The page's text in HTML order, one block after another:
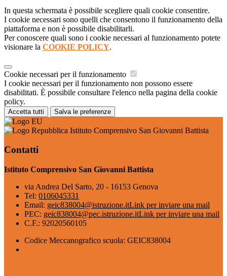
In questa schermata è possibile scegliere quali cookie consentire.
I cookie necessari sono quelli che consentono il funzionamento della
piattaforma e non è possibile disabilitarli.
Per conoscere quali sono i cookie necessari al funzionamento potete
visionare la COOKIE POLICY.
Cookie necessari per il funzionamento
I cookie necessari per il funzionamento non possono essere
disabilitati. È possibile consultare l'elenco nella pagina della cookie
policy.
Accetta tutti Salva le preferenze
Istituto Comprensivo San Giovanni Battista
Contatti
Istituto Comprensivo San Giovanni Battista
via Andrea Del Sarto, 20 - 16153 Genova
Tel: 0106045331
Email: geic838004@istruzione.itLink per inviare una mail
PEC: geic838004@pec.istruzione.itLink per inviare una mail
C.F.: 92020560105
Codice Meccanografico scuola: GEIC838004